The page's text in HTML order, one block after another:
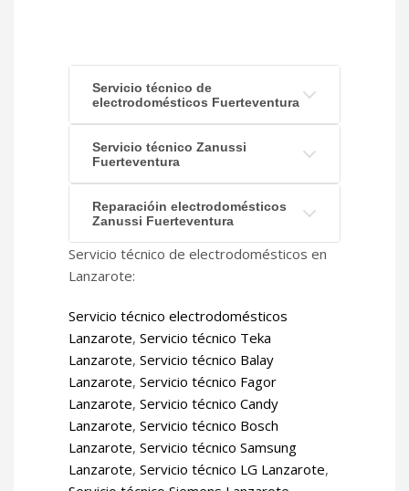
Servicio técnico de
electrodomésticos Fuerteventura
Servicio técnico Zanussi
Fuerteventura
Reparacióin electrodomésticos
Zanussi Fuerteventura
Servicio técnico de electrodomésticos en
Lanzarote:
Servicio técnico electrodomésticos
Lanzarote, Servicio técnico Teka
Lanzarote, Servicio técnico Balay
Lanzarote, Servicio técnico Fagor
Lanzarote, Servicio técnico Candy
Lanzarote, Servicio técnico Bosch
Lanzarote, Servicio técnico Samsung
Lanzarote, Servicio técnico LG Lanzarote,